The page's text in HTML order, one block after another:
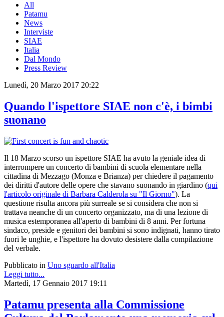
All
Patamu
News
Interviste
SIAE
Italia
Dal Mondo
Press Review
Lunedì, 20 Marzo 2017 20:22
Quando l'ispettore SIAE non c'è, i bimbi
suonano
Il 18 Marzo scorso un ispettore SIAE ha avuto la geniale idea di
interrompere un concerto di bambini di scuola elementare nella
cittadina di Mezzago (Monza e Brianza) per chiedere il pagamento
dei diritti d'autore delle opere che stavano suonando in giardino (qui
l'articolo originale di Barbara Calderola su "Il Giorno"). La
questione risulta ancora più surreale se si considera che non si
trattava neanche di un concerto organizzato, ma di una lezione di
musica estemporanea all'aperto di bambini di 8 anni. Per fortuna
sindaco, preside e genitori dei bambini si sono indignati, hanno tirato
fuori le unghie, e l'ispettore ha dovuto desistere dalla compilazione
del verbale.
Pubblicato in Uno sguardo all'Italia
Leggi tutto...
Martedì, 17 Gennaio 2017 19:11
Patamu presenta alla Commissione